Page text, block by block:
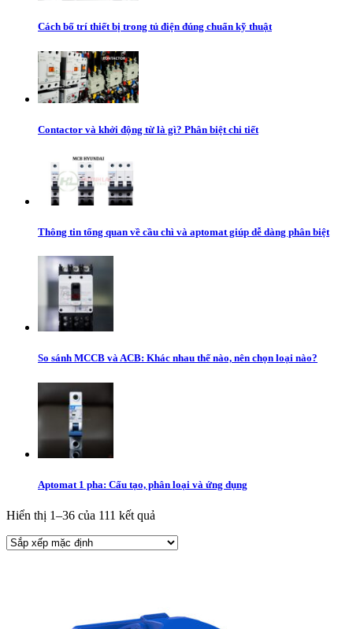
Cách bố trí thiết bị trong tủ điện đúng chuẩn kỹ thuật
Contactor và khởi động từ là gì? Phân biệt chi tiết
Thông tin tổng quan về cầu chì và aptomat giúp dễ dàng phân biệt
So sánh MCCB và ACB: Khác nhau thế nào, nên chọn loại nào?
Aptomat 1 pha: Cấu tạo, phân loại và ứng dụng
Hiển thị 1–36 của 111 kết quả